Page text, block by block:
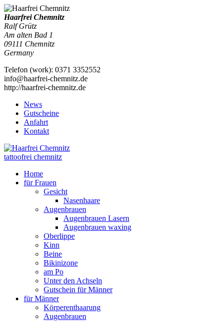
Haarfrei Chemnitz
Ralf Grütz
Am alten Bad 1
09111 Chemnitz
Germany
Telefon (work): 0371 3352552
info@haarfrei-chemnitz.de
http://haarfrei-chemnitz.de
News
Gutscheine
Anfahrt
Kontakt
tattoofrei chemnitz
Home
für Frauen
Gesicht
Nasenhaare
Augenbrauen
Augenbrauen Lasern
Augenbrauen waxing
Oberlippe
Kinn
Beine
Bikinizone
am Po
Unter den Achseln
Gutschein für Männer
für Männer
Körperenthaarung
Augenbrauen